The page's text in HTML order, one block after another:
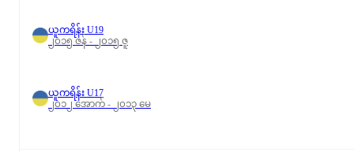
ယူကရိန်း U19
၂၀၁၅ ဇန် - ၂၀၁၅ ဇူ
ယူကရိန်း U17
၂၀၁၂ အောက် - ၂၀၁၃ မေ